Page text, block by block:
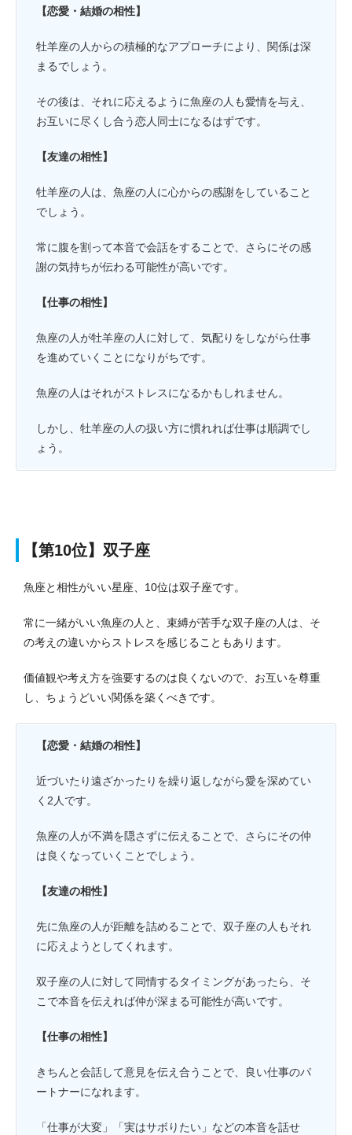
【恋愛・結婚の相性】
牡羊座の人からの積極的なアプローチにより、関係は深
まるでしょう。
その後は、それに応えるように魚座の人も愛情を与え、
お互いに尽くし合う恋人同士になるはずです。
【友達の相性】
牡羊座の人は、魚座の人に心からの感謝をしていること
でしょう。
常に腹を割って本音で会話をすることで、さらにその感
謝の気持ちが伝わる可能性が高いです。
【仕事の相性】
魚座の人が牡羊座の人に対して、気配りをしながら仕事
を進めていくことになりがちです。
魚座の人はそれがストレスになるかもしれません。
しかし、牡羊座の人の扱い方に慣れれば仕事は順調でし
ょう。
【第10位】双子座
魚座と相性がいい星座、10位は双子座です。
常に一緒がいい魚座の人と、束縛が苦手な双子座の人は、そ
の考えの違いからストレスを感じることもあります。
価値観や考え方を強要するのは良くないので、お互いを尊重
し、ちょうどいい関係を築くべきです。
【恋愛・結婚の相性】
近づいたり遠ざかったりを繰り返しながら愛を深めてい
く2人です。
魚座の人が不満を隠さずに伝えることで、さらにその仲
は良くなっていくことでしょう。
【友達の相性】
先に魚座の人が距離を詰めることで、双子座の人もそれ
に応えようとしてくれます。
双子座の人に対して同情するタイミングがあったら、そ
こで本音を伝えれば仲が深まる可能性が高いです。
【仕事の相性】
きちんと会話して意見を伝え合うことで、良い仕事のパ
ートナーになれます。
「仕事が大変」「実はサボりたい」などの本音を話せ